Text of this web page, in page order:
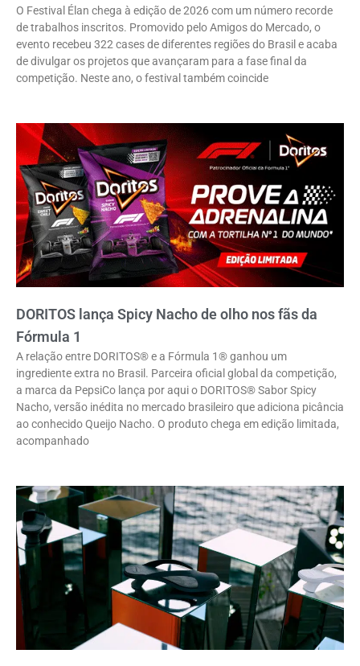
O Festival Élan chega à edição de 2026 com um número recorde
de trabalhos inscritos. Promovido pelo Amigos do Mercado, o
evento recebeu 322 cases de diferentes regiões do Brasil e acaba
de divulgar os projetos que avançaram para a fase final da
competição. Neste ano, o festival também coincide
DORITOS lança Spicy Nacho de olho nos fãs da
Fórmula 1
A relação entre DORITOS® e a Fórmula 1® ganhou um
ingrediente extra no Brasil. Parceira oficial global da competição,
a marca da PepsiCo lança por aqui o DORITOS® Sabor Spicy
Nacho, versão inédita no mercado brasileiro que adiciona picância
ao conhecido Queijo Nacho. O produto chega em edição limitada,
acompanhado